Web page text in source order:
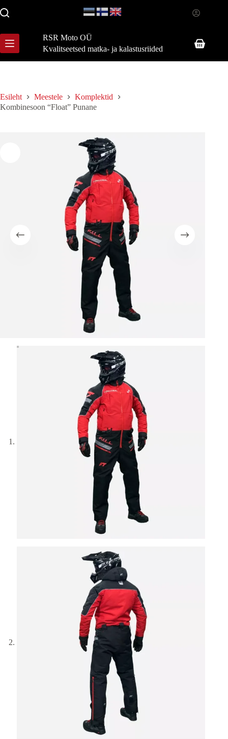
to
RSR Moto OÜ
Kvalitseetsed matka- ja kalastusriided
Shopping
Esileht Meestele
Komplektid
Kombinesoon “Float” Punane